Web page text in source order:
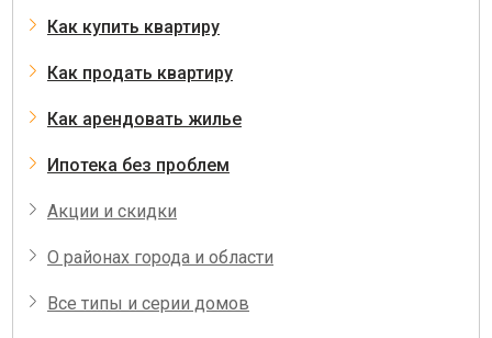
Как купить квартиру
Как продать квартиру
Как арендовать жилье
Ипотека без проблем
Акции и скидки
О районах города и области
Все типы и серии домов